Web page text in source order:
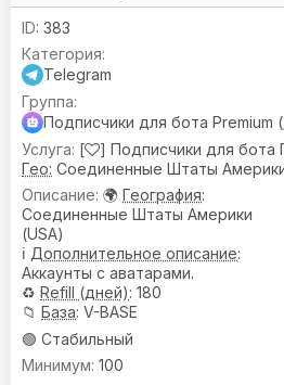
383
Telegram
Подписчики для бота Premium
[
] Подписчики для бота
Гео: Соединенные Штаты
🌍 География:
Соединенные Штаты Америки
(USA)
ℹ️ Дополнительное описание:
Аккаунты с аватарами.
♻️ Refill (дней): 180
📁 База: V-BASE
🟢 Стабильный
100